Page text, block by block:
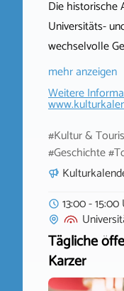
Die historische
Universitäts-
wechselvolle
mehr anzeigen
Weitere
#Kultur &
#Geschichte
13:00 -
Tägliche
Karzer